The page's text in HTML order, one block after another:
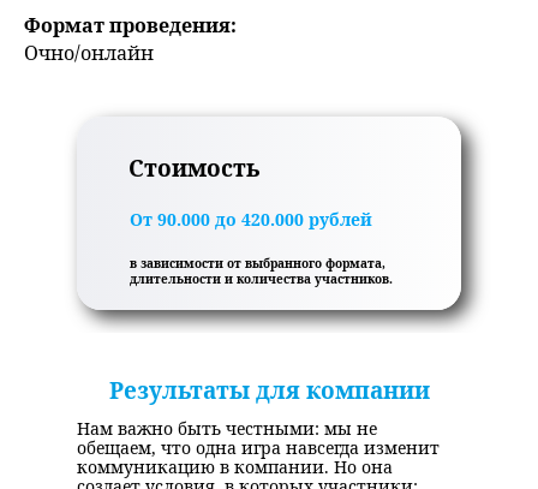
Формат проведения:
Очно/онлайн
Стоимость
От 90.000 до 420.000 рублей
в зависимости от выбранного формата,
длительности и количества участников.
Результаты для компании
Нам важно быть честными: мы не
обещаем, что одна игра навсегда изменит
коммуникацию в компании. Но она